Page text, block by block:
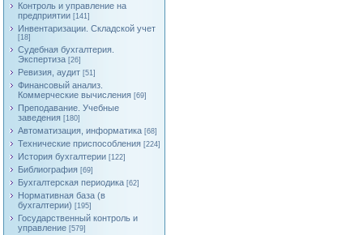
Контроль и управление на
предприятии [141]
Инвентаризации. Складской учет
[18]
Судебная бухгалтерия.
Экспертиза [26]
Ревизия, аудит [51]
Финансовый анализ.
Коммерческие вычисления [69]
Преподавание. Учебные
заведения [180]
Автоматизация, информатика [68]
Технические приспособления [224]
История бухгалтерии [122]
Библиография [69]
Бухгалтерская периодика [62]
Нормативная база (в
бухгалтерии) [195]
Государственный контроль и
управление [579]